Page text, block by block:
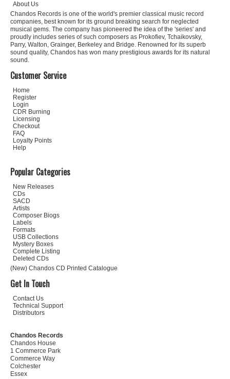
About Us
Chandos Records is one of the world's premier classical music record
companies, best known for its ground breaking search for neglected
musical gems. The company has pioneered the idea of the 'series' and
proudly includes series of such composers as Prokofiev, Tchaikovsky,
Parry, Walton, Grainger, Berkeley and Bridge. Renowned for its superb
sound quality, Chandos has won many prestigious awards for its natural
sound.
Customer Service
Home
Register
Login
CDR Burning
Licensing
Checkout
FAQ
Loyalty Points
Help
Popular Categories
New Releases
CDs
SACD
Artists
Composer Biogs
Labels
Formats
USB Collections
Mystery Boxes
Complete Listing
Deleted CDs
(New) Chandos CD Printed Catalogue
Get In Touch
Contact Us
Technical Support
Distributors
Chandos Records
Chandos House
1 Commerce Park
Commerce Way
Colchester
Essex